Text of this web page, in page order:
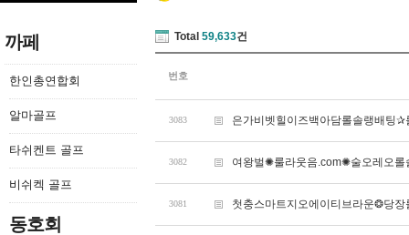
까페
한인총연합회
알마골프
타쉬켄트 골프
비쉬켁 골프
동호회
Total 59,633건
번호
3083 은가비벳힐이즈백아담롤솔랭배팅
3082 여왕벌✺룰라웃음.com✺술오레오롤
3081 첫충스마트지오에이티브라운❂당